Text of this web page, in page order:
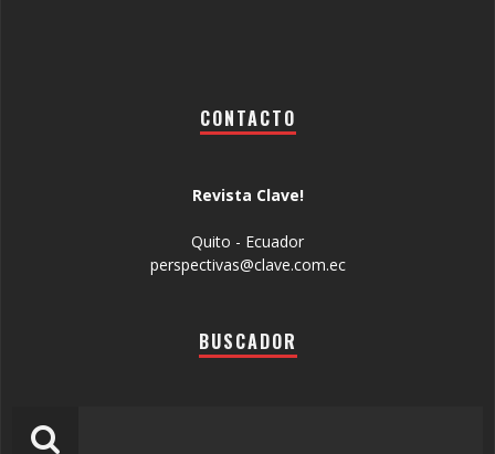
CONTACTO
Revista Clave!
Quito - Ecuador
perspectivas@clave.com.ec
BUSCADOR